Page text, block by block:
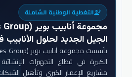
engineeringالتغطية الوطنية الشاملة
مجموعة أنابيب بوير (Bwer Pipes Group)
الجيل الجديد لحلول الأنابيب في
الكبيرة في قطاع التجهيزات